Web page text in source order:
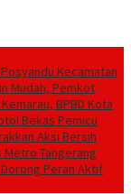
Kecamatan
Mudah, Pemkot
BPBD Kota
Bekas Pemicu
Aksi Bersih
Metro Tangerang
Peran Aktif